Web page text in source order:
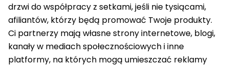
drzwi do współpracy z setkami, jeśli nie tysiącami,
afiliantów, którzy będą promować Twoje produkty.
Ci partnerzy mają własne strony internetowe, blogi,
kanały w mediach społecznościowych i inne
platformy, na których mogą umieszczać reklamy